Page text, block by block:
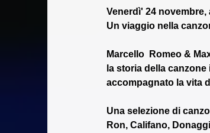
Venerdì' 24 novembre,
Un viaggio nella
Marcello  Romeo &
la storia della
accompagnato la vita
Una selezione di
Ron, Califano,